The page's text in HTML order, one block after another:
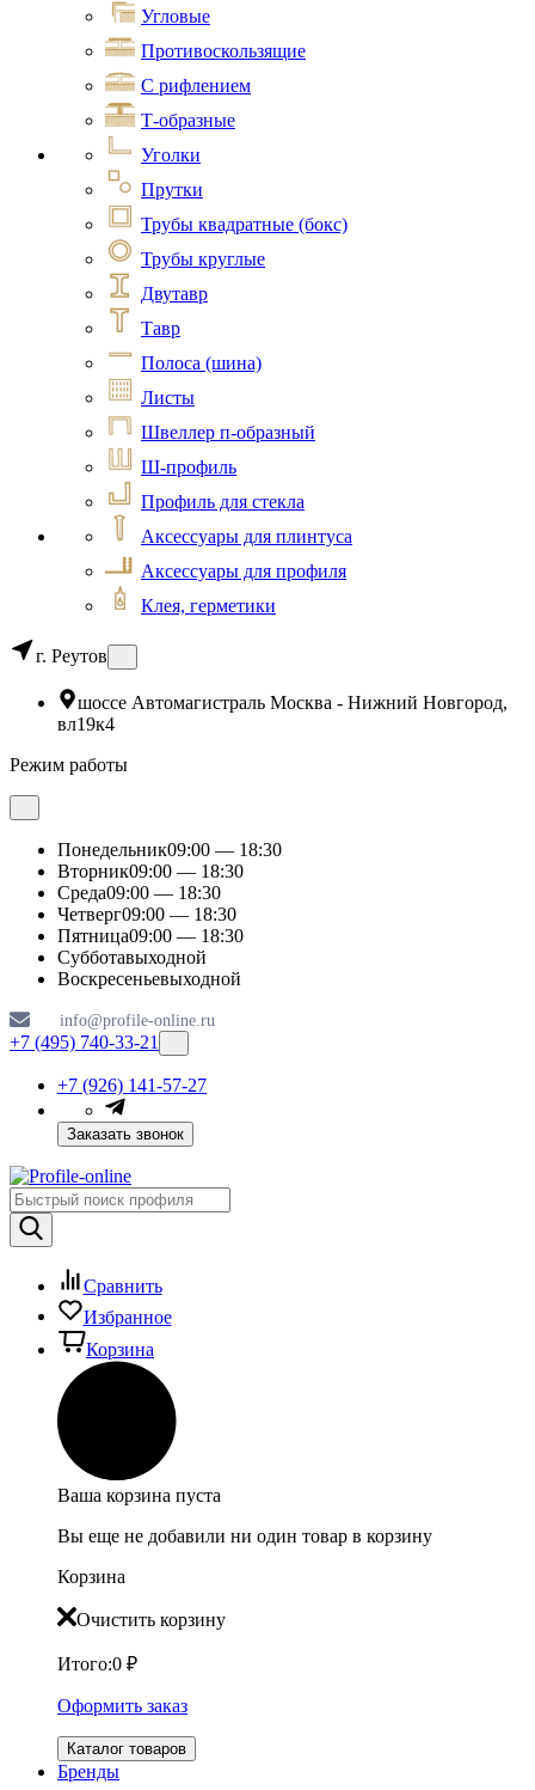
Угловые
Противоскользящие
С рифлением
Т-образные
Уголки
Прутки
Трубы квадратные (бокс)
Трубы круглые
Двутавр
Тавр
Полоса (шина)
Листы
Швеллер п-образный
Ш-профиль
Профиль для стекла
Аксессуары для плинтуса
Аксессуары для профиля
Клея, герметики
г. Реутов
шоссе Автомагистраль Москва - Нижний Новгород,
вл19к4
Режим работы
Понедельник09:00 — 18:30
Вторник09:00 — 18:30
Среда09:00 — 18:30
Четверг09:00 — 18:30
Пятница09:00 — 18:30
Субботавыходной
Воскресеньевыходной
info@profile-online.ru
+7 (495) 740-33-21
+7 (926) 141-57-27
Заказать звонок
Сравнить
Избранное
Корзина
Ваша корзина пуста
Вы еще не добавили ни один товар в корзину
Корзина
Очистить корзину
Итого:0 ₽
Оформить заказ
Каталог товаров
Бренды